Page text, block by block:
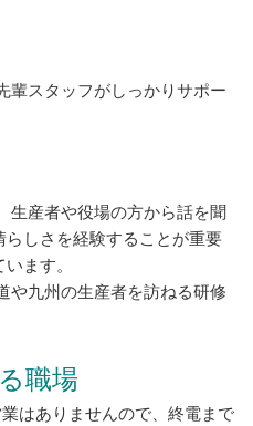
輩スタッフがしっかりサポー
生産者や役場の方から話を聞
しさを経験することが重要
ます。
や九州の生産者を訪ねる研修
職場
はありませんので、終電まで